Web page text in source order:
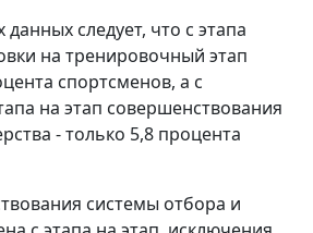
следует, что с этапа
на тренировочный этап
спортсменов, а с
на этап совершенствования
- только 5,8 процента
системы отбора и